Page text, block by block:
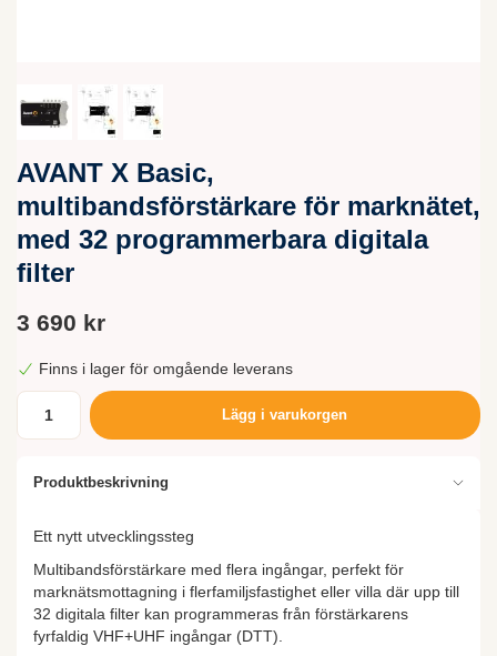
AVANT X Basic,
multibandsförstärkare för marknätet,
med 32 programmerbara digitala
filter
3 690 kr
Finns i lager för omgående leverans
Lägg i varukorgen
Produktbeskrivning
Ett nytt utvecklingssteg
Multibandsförstärkare med flera ingångar, perfekt för
marknätsmottagning i flerfamiljsfastighet eller villa där upp till
32 digitala filter kan programmeras från förstärkarens
fyrfaldig VHF+UHF ingångar (DTT).